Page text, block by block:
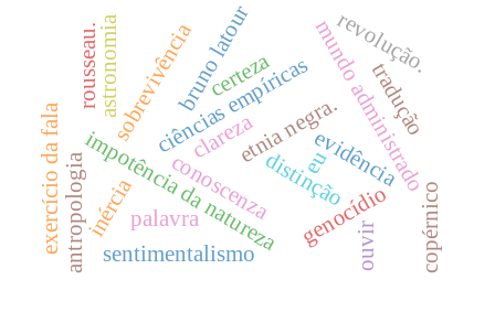
conoscenza
etnia negra.evidência
impotência da natureza
ciências empíricasmundo administrado
sobrevivência
genocídio
antropologia
tradução
bruno latour
exercício da fala distinção
palavra
revolução.
astronomia
copérnico
sentimentalismo
rousseau.
clareza
certeza
inércia
ouvir
eu